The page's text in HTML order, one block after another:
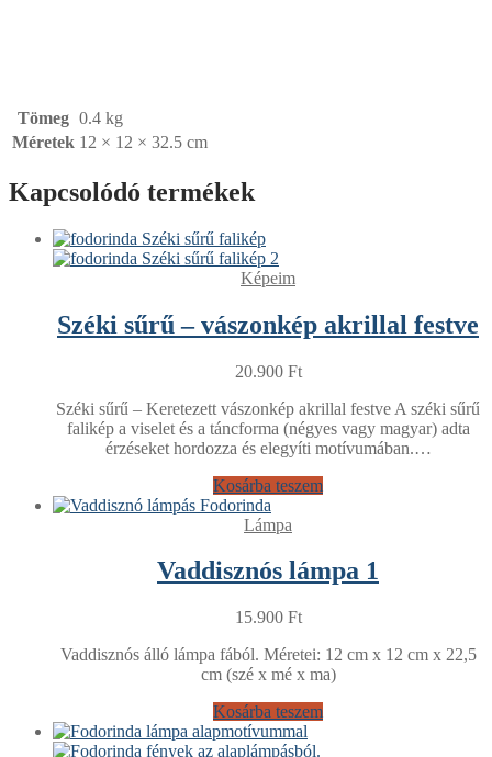
Tömeg 0.4 kg
Méretek 12 × 12 × 32.5 cm
Kapcsolódó termékek
Képeim
Széki sűrű – vászonkép akrillal festve
20.900 Ft
Széki sűrű – Keretezett vászonkép akrillal festve A széki sűrű
falikép a viselet és a táncforma (négyes vagy magyar) adta
érzéseket hordozza és elegyíti motívumában.…
Kosárba teszem
Lámpa
Vaddisznós lámpa 1
15.900 Ft
Vaddisznós álló lámpa fából. Méretei: 12 cm x 12 cm x 22,5
cm (szé x mé x ma)
Kosárba teszem